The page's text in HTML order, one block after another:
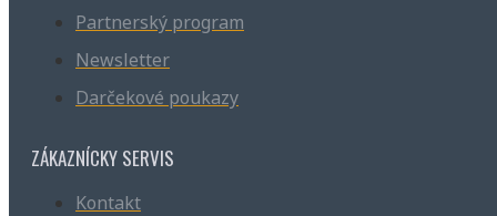
Amalfi 2026 nové
Južné TIROLSKO JÚN
Partnerský program
Newsletter
Darčekové poukazy
ZÁKAZNÍCKY SERVIS
Kontakt